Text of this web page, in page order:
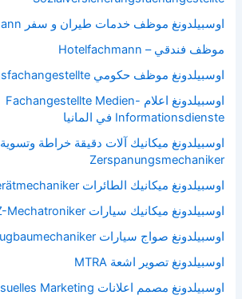
اوسبيلدونغ موظف خدمات طيران و سفر Luftverkehrskaumann
موظف فندقي – Hotelfachmann
اوسبيلدونغ موظف حكومي Verwaltungsfachangestellte
اوسبيلدونغ اعلام Fachangestellte Medien-
Informationsdienste في المانيا
اوسبيلدونغ ميكانيك آلات دقيقة خراطة وتسوية
Zerspanungsmechaniker
اوسبيلدونغ ميكانيك الطائرات Fluggerätmechaniker
اوسبيلدونغ ميكانيك سيارات KFZ-Mechatroniker
اوسبيلدونغ صواج سيارات Fahrzeugbaumechaniker
اوسبيلدونغ تصوير اشعة MTRA
اوسبيلدونغ مصمم اعلانات Gestalter visuelles Marketing